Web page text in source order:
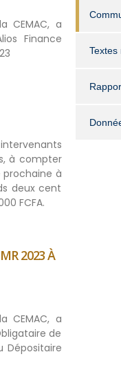
CEMAC, a
Finance
à compter
prochaine à
deux cent
FCFA.
2023 À
CEMAC, a
de
Dépositaire
Textes